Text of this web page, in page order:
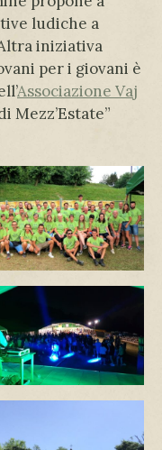
ludiche a
iniziativa
per i giovani è
Associazione Vaj
Mezz’Estate”